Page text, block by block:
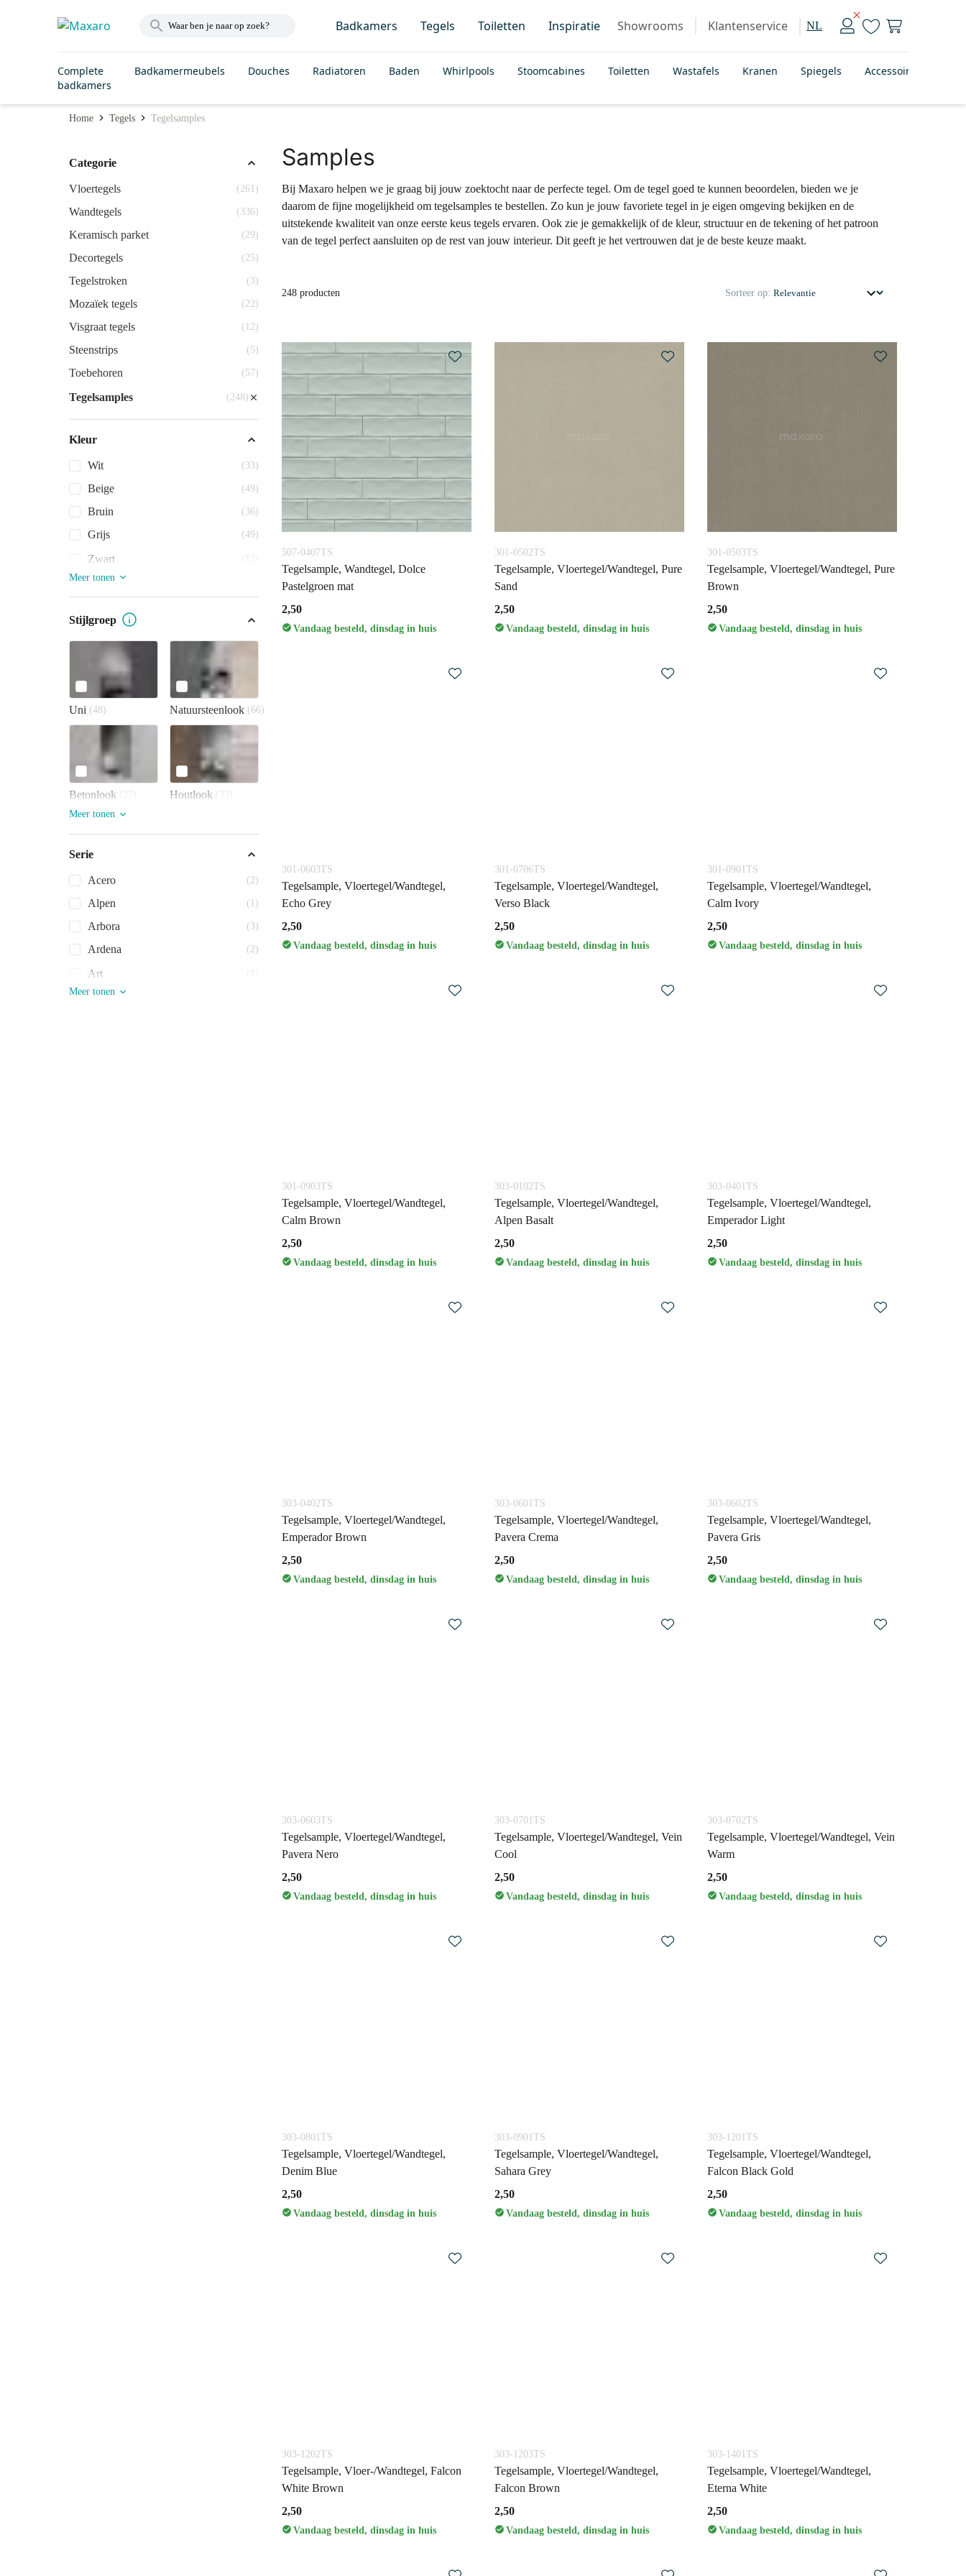
Badkamers Tegels Toiletten Inspiratie Showrooms Klantenservice NL
Complete
badkamers
Badkamermeubels Douches Radiatoren Baden Whirlpools Stoomcabines Toiletten Wastafels Kranen Spiegels Accessoires
Home Tegels Tegelsamples
Categorie
Vloertegels (261)
Wandtegels (336)
Keramisch parket (29)
Decortegels (25)
Tegelstroken (3)
Mozaïek tegels (22)
Visgraat tegels (12)
Steenstrips (5)
Toebehoren (57)
Tegelsamples (248)
Kleur
Wit (33)
Beige (49)
Bruin (36)
Grijs (49)
Zwart
Meer tonen
Stijlgroep
Uni (48) Natuursteenlook (66)
Betonlook (27) Houtlook
(33)
Meer tonen
Serie
Acero (2)
Alpen (1)
Arbora (3)
Ardena (2)
Art
Meer tonen
Samples
Bij Maxaro helpen we je graag bij jouw zoektocht naar de perfecte tegel. Om de tegel goed te kunnen beoordelen, bieden we je
daarom de fijne mogelijkheid om tegelsamples te bestellen. Zo kun je jouw favoriete tegel in je eigen omgeving bekijken en de
uitstekende kwaliteit van onze eerste keus tegels ervaren. Ook zie je gemakkelijk of de kleur, structuur en de tekening of het patroon
van de tegel perfect aansluiten op de rest van jouw interieur. Dit geeft je het vertrouwen dat je de beste keuze maakt.
248 producten Sorteer op:
507-0407TS
Tegelsample, Wandtegel, Dolce
Pastelgroen mat
2,50
Vandaag besteld, dinsdag in huis
301-0502TS
Tegelsample, Vloertegel/Wandtegel, Pure
Sand
2,50
Vandaag besteld, dinsdag in huis
301-0503TS
Tegelsample, Vloertegel/Wandtegel, Pure
Brown
2,50
Vandaag besteld, dinsdag in huis
301-0603TS
Tegelsample, Vloertegel/Wandtegel,
Echo Grey
2,50
Vandaag besteld, dinsdag in huis
301-0706TS
Tegelsample, Vloertegel/Wandtegel,
Verso Black
2,50
Vandaag besteld, dinsdag in huis
301-0901TS
Tegelsample, Vloertegel/Wandtegel,
Calm Ivory
2,50
Vandaag besteld, dinsdag in huis
301-0903TS
Tegelsample, Vloertegel/Wandtegel,
Calm Brown
2,50
Vandaag besteld, dinsdag in huis
303-0102TS
Tegelsample, Vloertegel/Wandtegel,
Alpen Basalt
2,50
Vandaag besteld, dinsdag in huis
303-0401TS
Tegelsample, Vloertegel/Wandtegel,
Emperador Light
2,50
Vandaag besteld, dinsdag in huis
303-0402TS
Tegelsample, Vloertegel/Wandtegel,
Emperador Brown
2,50
Vandaag besteld, dinsdag in huis
303-0601TS
Tegelsample, Vloertegel/Wandtegel,
Pavera Crema
2,50
Vandaag besteld, dinsdag in huis
303-0602TS
Tegelsample, Vloertegel/Wandtegel,
Pavera Gris
2,50
Vandaag besteld, dinsdag in huis
303-0603TS
Tegelsample, Vloertegel/Wandtegel,
Pavera Nero
2,50
Vandaag besteld, dinsdag in huis
303-0701TS
Tegelsample, Vloertegel/Wandtegel, Vein
Cool
2,50
Vandaag besteld, dinsdag in huis
303-0702TS
Tegelsample, Vloertegel/Wandtegel, Vein
Warm
2,50
Vandaag besteld, dinsdag in huis
303-0801TS
Tegelsample, Vloertegel/Wandtegel,
Denim Blue
2,50
Vandaag besteld, dinsdag in huis
303-0901TS
Tegelsample, Vloertegel/Wandtegel,
Sahara Grey
2,50
Vandaag besteld, dinsdag in huis
303-1201TS
Tegelsample, Vloertegel/Wandtegel,
Falcon Black Gold
2,50
Vandaag besteld, dinsdag in huis
303-1202TS
Tegelsample, Vloer-/Wandtegel, Falcon
White Brown
2,50
Vandaag besteld, dinsdag in huis
303-1203TS
Tegelsample, Vloertegel/Wandtegel,
Falcon Brown
2,50
Vandaag besteld, dinsdag in huis
303-1401TS
Tegelsample, Vloertegel/Wandtegel,
Eterna White
2,50
Vandaag besteld, dinsdag in huis